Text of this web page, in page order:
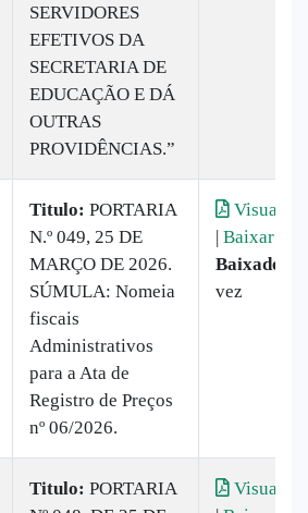
SERVIDORES
EFETIVOS DA
SECRETARIA DE
EDUCAÇÃO E DÁ
OUTRAS
PROVIDÊNCIAS.”
Titulo: PORTARIA
N.º 049, 25 DE
MARÇO DE 2026.
SÚMULA: Nomeia
fiscais
Administrativos
para a Ata de
Registro de Preços
nº 06/2026.
| Baixar
Baixado:
vez
Titulo: PORTARIA